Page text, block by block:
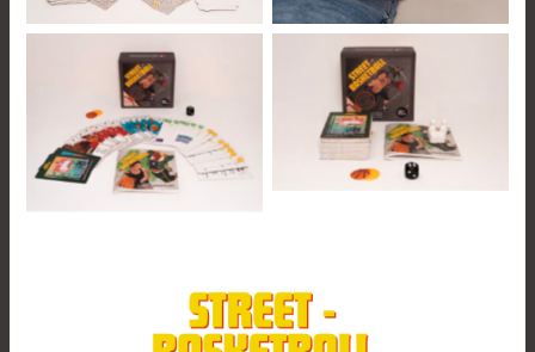
Componentes
Componentes